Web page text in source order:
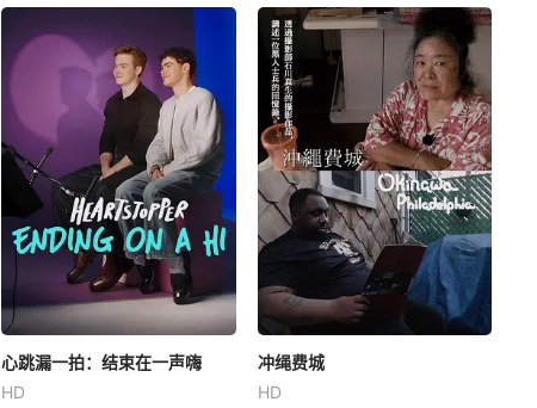
心跳漏一拍：结束在一声嗨
HD
冲绳费城
HD